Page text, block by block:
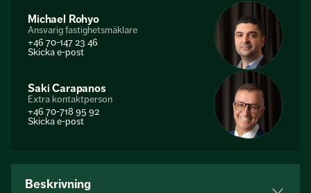
Michael Rohyo
Ansvarig fastighetsmäklare
+46 70-147 23 46
Skicka e-post
Saki Carapanos
Extra kontaktperson
+46 70-718 95 92
Skicka e-post
Beskrivning